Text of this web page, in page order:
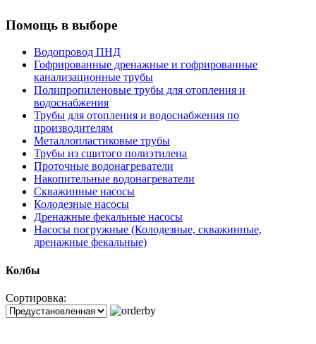
Помощь в выборе
Водопровод ПНД
Гофрированные дренажные и гофрированные
канализационные трубы
Полипропиленовые трубы для отопления и
водоснабжения
Трубы для отопления и водоснабжения по
производителям
Металлопластиковые трубы
Трубы из сшитого полиэтилена
Проточные водонагреватели
Накопительные водонагреватели
Скважинные насосы
Колодезные насосы
Дренажные фекальные насосы
Насосы погружные (Колодезные, скважинные,
дренажные фекальные)
Колбы
Сортировка: